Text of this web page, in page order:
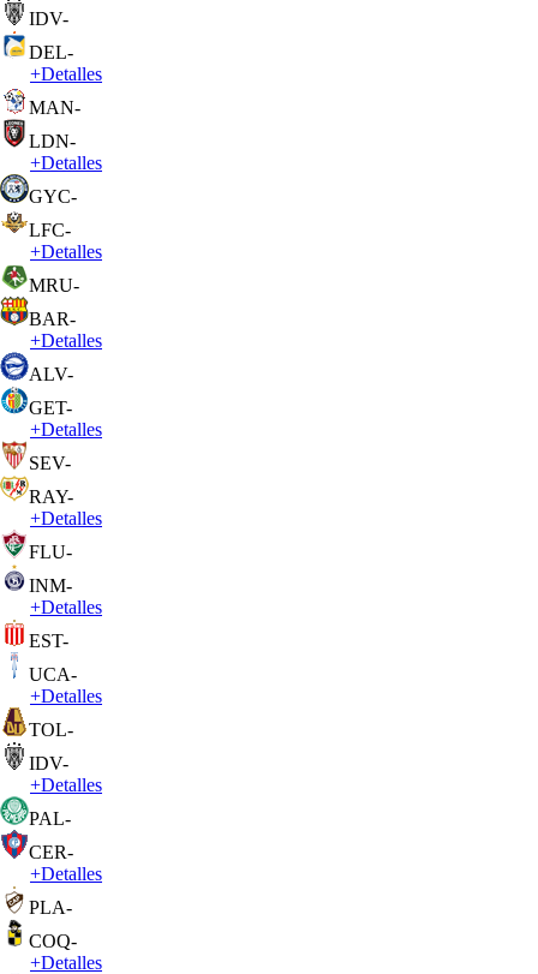
IDV-
DEL-
+Detalles
MAN-
LDN-
+Detalles
GYC-
LFC-
+Detalles
MRU-
BAR-
+Detalles
ALV-
GET-
+Detalles
SEV-
RAY-
+Detalles
FLU-
INM-
+Detalles
EST-
UCA-
+Detalles
TOL-
IDV-
+Detalles
PAL-
CER-
+Detalles
PLA-
COQ-
+Detalles